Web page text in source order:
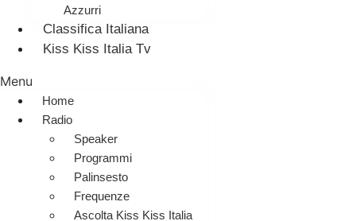
Azzurri
Classifica Italiana
Kiss Kiss Italia Tv
Menu
Home
Radio
Speaker
Programmi
Palinsesto
Frequenze
Ascolta Kiss Kiss Italia